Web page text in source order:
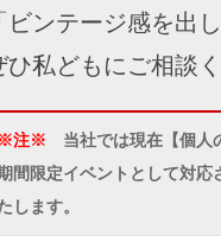
ビンテージ感を出
ひ私どもにご相談
※注※ 当社では現在【個人
間限定イベントとして対応
します。